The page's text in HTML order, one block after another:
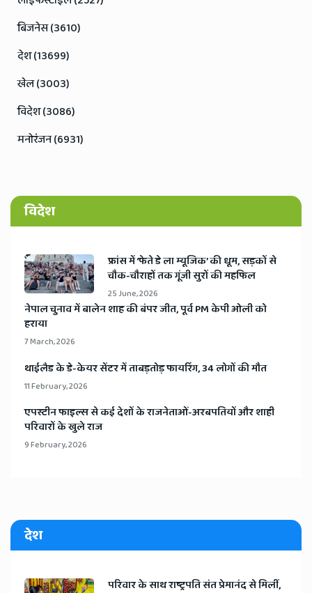
बिजनेस (3610)
देश (13699)
खेल (3003)
विदेश (3086)
मनोरंजन (6931)
विदेश
​फ्रांस में ‘फेते डे ला म्यूजिक’ की धूम, सड़कों से
चौक-चौराहों तक गूंजी सुरों की महफिल
25 June, 2026
​नेपाल चुनाव में बालेन शाह की बंपर जीत, पूर्व PM केपी ओली को
हराया
7 March, 2026
​थाईलैड के डे-केयर सेंटर में ताबड़तोड़ फायरिंग, 34 लोगों की मौत
11 February, 2026
​एपस्टीन फाइल्स से कई देशों के राजनेताओं-अरबपतियों और शाही
परिवारों के खुले राज
9 February, 2026
देश
​परिवार के साथ राष्ट्रपति संत प्रेमानंद से मिलीं,